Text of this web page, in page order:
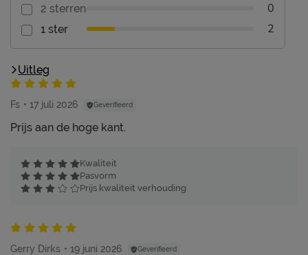
2 sterren 0
1 ster 2
Uitleg
Fs 17 juli 2026 Geverifieerd
Prijs aan de hoge kant.
Kwaliteit
Pasvorm
Prijs kwaliteit verhouding
Gerry Dirks 19 juni 2026 Geverifieerd